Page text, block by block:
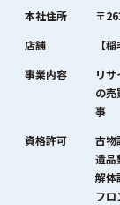
本社住所
〒
店舗
【
事業内容
リ
の売
事
資格許可
古物
遺品
解体
フ